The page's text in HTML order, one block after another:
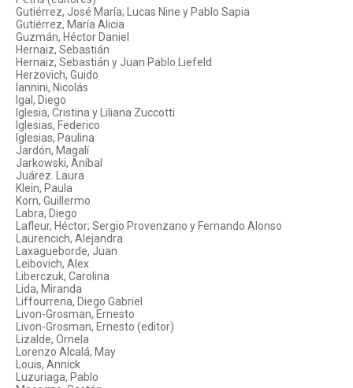
Gutiérrez, José María; Lucas Nine y Pablo Sapia
Gutiérrez, María Alicia
Guzmán, Héctor Daniel
Hernaiz, Sebastián
Hernaiz, Sebastián y Juan Pablo Liefeld
Herzovich, Guido
Iannini, Nicolás
Igal, Diego
Iglesia, Cristina y Liliana Zuccotti
Iglesias, Federico
Iglesias, Paulina
Jardón, Magalí
Jarkowski, Aníbal
Juárez. Laura
Klein, Paula
Korn, Guillermo
Labra, Diego
Lafleur, Héctor; Sergio Provenzano y Fernando Alonso
Laurencich, Alejandra
Laxagueborde, Juan
Leibovich, Alex
Liberczuk, Carolina
Lida, Miranda
Liffourrena, Diego Gabriel
Livon-Grosman, Ernesto
Livon-Grosman, Ernesto (editor)
Lizalde, Ornela
Lorenzo Alcalá, May
Louis, Annick
Luzuriaga, Pablo